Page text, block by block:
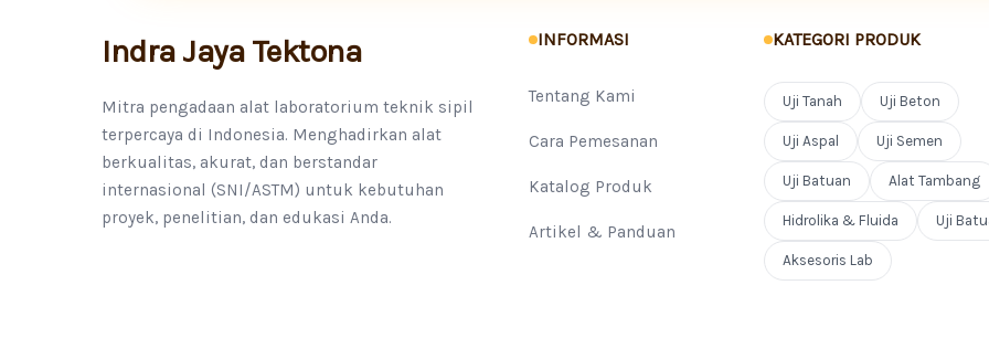
Indra Jaya Tektona
Mitra pengadaan alat laboratorium teknik sipil
terpercaya di Indonesia. Menghadirkan alat
berkualitas, akurat, dan berstandar
internasional (SNI/ASTM) untuk kebutuhan
proyek, penelitian, dan edukasi Anda.
INFORMASI
Tentang Kami
Cara Pemesanan
Katalog Produk
Artikel & Panduan
KATEGORI PRODUK
Uji Tanah Uji Beton
Uji Aspal Uji Semen
Uji Batuan Alat Tambang
Hidrolika & Fluida Uji
Aksesoris Lab